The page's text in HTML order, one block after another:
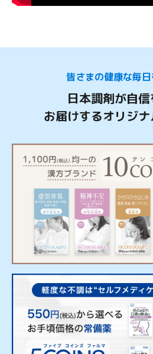
皆さまの健康な毎
日本調剤が自
お届けするオリジナ